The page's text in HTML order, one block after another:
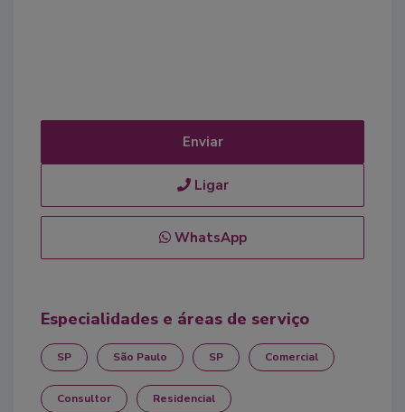
Enviar
Ligar
WhatsApp
Especialidades e áreas de serviço
SP São Paulo SP Comercial
Consultor Residencial